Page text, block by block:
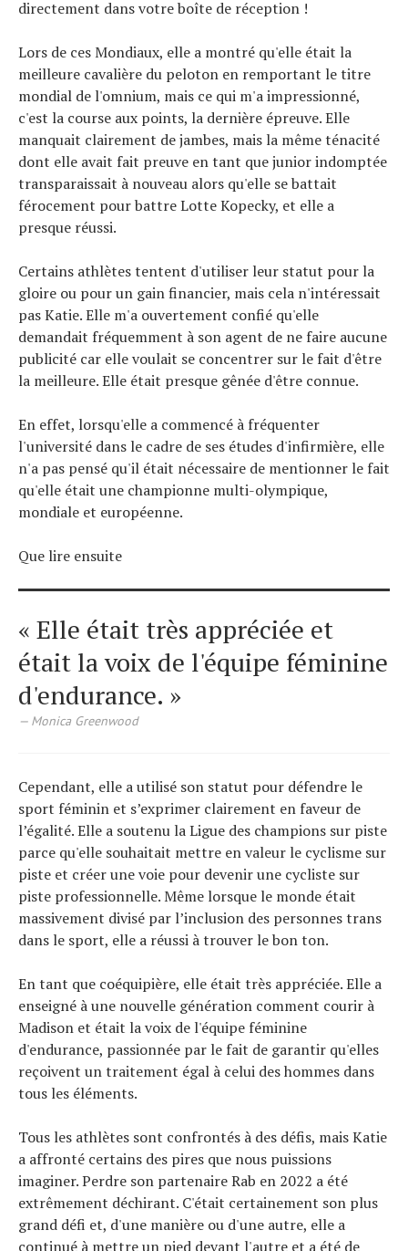
directement dans votre boîte de réception !
Lors de ces Mondiaux, elle a montré qu'elle était la
meilleure cavalière du peloton en remportant le titre
mondial de l'omnium, mais ce qui m'a impressionné,
c'est la course aux points, la dernière épreuve. Elle
manquait clairement de jambes, mais la même ténacité
dont elle avait fait preuve en tant que junior indomptée
transparaissait à nouveau alors qu'elle se battait
férocement pour battre Lotte Kopecky, et elle a
presque réussi.
Certains athlètes tentent d'utiliser leur statut pour la
gloire ou pour un gain financier, mais cela n'intéressait
pas Katie. Elle m'a ouvertement confié qu'elle
demandait fréquemment à son agent de ne faire aucune
publicité car elle voulait se concentrer sur le fait d'être
la meilleure. Elle était presque gênée d'être connue.
En effet, lorsqu'elle a commencé à fréquenter
l'université dans le cadre de ses études d'infirmière, elle
n'a pas pensé qu'il était nécessaire de mentionner le fait
qu'elle était une championne multi-olympique,
mondiale et européenne.
Que lire ensuite
« Elle était très appréciée et
était la voix de l'équipe féminine
d'endurance. »
Monica Greenwood
Cependant, elle a utilisé son statut pour défendre le
sport féminin et s’exprimer clairement en faveur de
l’égalité. Elle a soutenu la Ligue des champions sur piste
parce qu'elle souhaitait mettre en valeur le cyclisme sur
piste et créer une voie pour devenir une cycliste sur
piste professionnelle. Même lorsque le monde était
massivement divisé par l’inclusion des personnes trans
dans le sport, elle a réussi à trouver le bon ton.
En tant que coéquipière, elle était très appréciée. Elle a
enseigné à une nouvelle génération comment courir à
Madison et était la voix de l'équipe féminine
d'endurance, passionnée par le fait de garantir qu'elles
reçoivent un traitement égal à celui des hommes dans
tous les éléments.
Tous les athlètes sont confrontés à des défis, mais Katie
a affronté certains des pires que nous puissions
imaginer. Perdre son partenaire Rab en 2022 a été
extrêmement déchirant. C'était certainement son plus
grand défi et, d'une manière ou d'une autre, elle a
continué à mettre un pied devant l'autre et a été de